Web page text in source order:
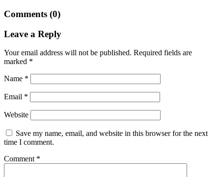
Comments (0)
Leave a Reply
Your email address will not be published. Required fields are
marked *
Name *
Email *
Website
Save my name, email, and website in this browser for the next
time I comment.
Comment *